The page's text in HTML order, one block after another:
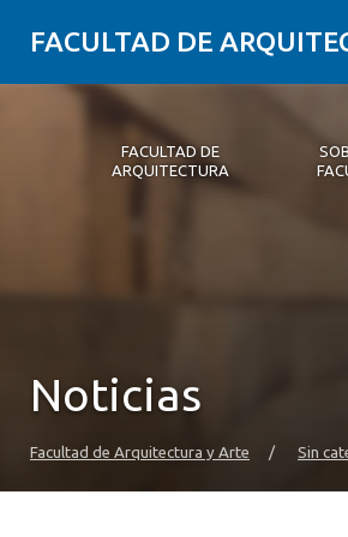
FACULTAD DE
FACULTAD DE
ARQUITECTURA
Noticias
Facultad de Arquitectura y Arte / Sin